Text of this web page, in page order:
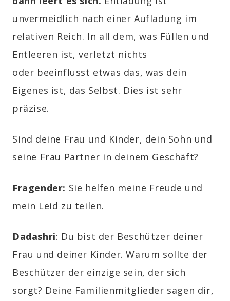
unvermeidlich nach einer Aufladung im
relativen Reich. In all dem, was Füllen und
Entleeren ist, verletzt nichts
oder beeinflusst etwas das, was dein
Eigenes ist, das Selbst. Dies ist sehr
präzise.
Sind deine Frau und Kinder, dein Sohn und
seine Frau Partner in deinem Geschäft?
Fragender: Sie helfen meine Freude und
mein Leid zu teilen.
Dadashri: Du bist der Beschützer deiner
Frau und deiner Kinder. Warum sollte der
Beschützer der einzige sein, der sich
sorgt? Deine Familienmitglieder sagen dir,